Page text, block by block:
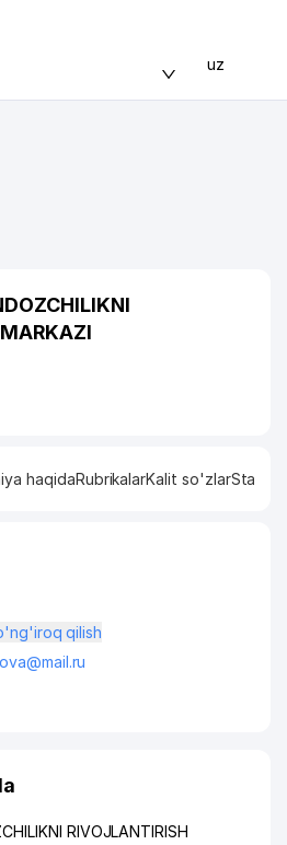
uz
haqidaRubrikalarKalit so'zlar
qo'ng'iroq qilish
RIVOJLANTIRISH